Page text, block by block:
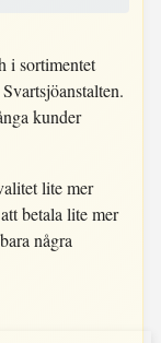
i sortimentet
kunder
lite mer
betala lite mer
några